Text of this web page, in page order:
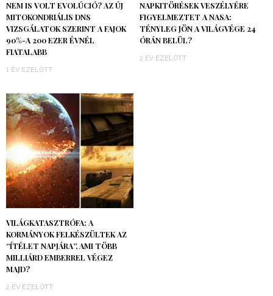
NEM IS VOLT EVOLÚCIÓ? AZ ÚJ
MITOKONDRIÁLIS DNS
VIZSGÁLATOK SZERINT A FAJOK
90%-A 200 EZER ÉVNÉL
FIATALABB
1 ÉV EZELŐTT
NAPKITÖRÉSEK VESZÉLYÉRE
FIGYELMEZTET A NASA:
TÉNYLEG JÖN A VILÁGVÉGE 24
ÓRÁN BELÜL?
2 ÉV EZELŐTT
VILÁGKATASZTRÓFA: A
KORMÁNYOK FELKÉSZÜLTEK AZ
“ÍTÉLET NAPJÁRA”, AMI TÖBB
MILLIÁRD EMBERREL VÉGEZ
MAJD?
2 ÉV EZELŐTT